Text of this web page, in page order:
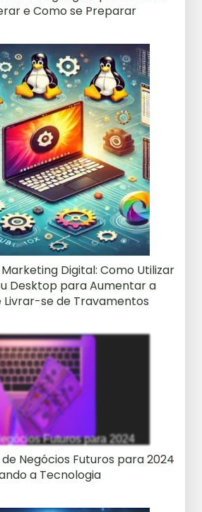
e Como se Preparar
Digital: Como Utilizar
Desktop para Aumentar a
Livrar-se de Travamentos
Negócios Futuros para 2024
a Tecnologia